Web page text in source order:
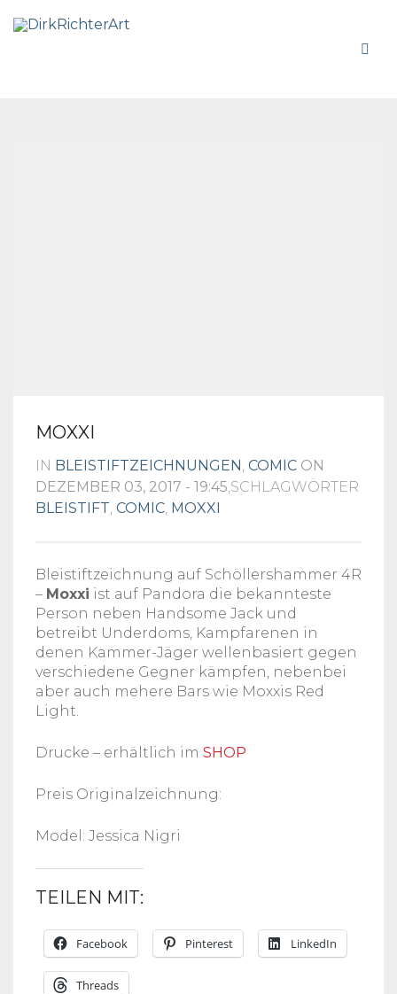
MOXXI
IN BLEISTIFTZEICHNUNGEN, COMIC ON
DEZEMBER 03, 2017 - 19:45,SCHLAGWÖRTER
BLEISTIFT, COMIC, MOXXI
Bleistiftzeichnung auf Schöllershammer 4R
– Moxxi ist auf Pandora die bekannteste
Person neben Handsome Jack und
betreibt Underdoms, Kampfarenen in
denen Kammer-Jäger wellenbasiert gegen
verschiedene Gegner kämpfen, nebenbei
aber auch mehere Bars wie Moxxis Red
Light.
Drucke – erhältlich im SHOP
Preis Originalzeichnung:
Model: Jessica Nigri
TEILEN MIT:
Facebook Pinterest LinkedIn
Threads